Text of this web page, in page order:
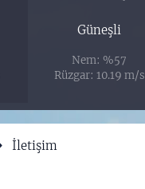
Güneşli
Nem: %57
Rüzgar: 10.19 m/s
İletişim